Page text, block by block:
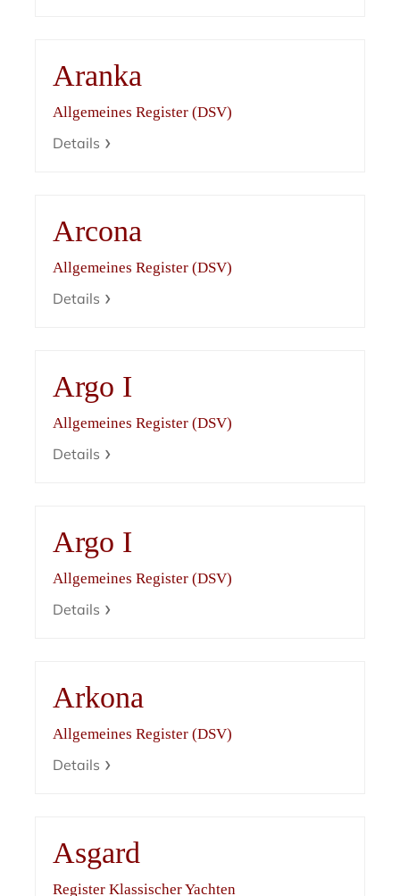
Aranka
Allgemeines Register (DSV)
Details
Arcona
Allgemeines Register (DSV)
Details
Argo I
Allgemeines Register (DSV)
Details
Argo I
Allgemeines Register (DSV)
Details
Arkona
Allgemeines Register (DSV)
Details
Asgard
Register Klassischer Yachten